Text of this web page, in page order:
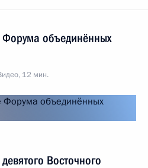
объединённых
12 мин.
Восточного